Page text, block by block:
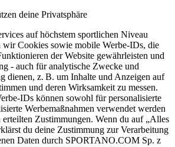
deine Privatsphäre
auf höchstem sportlichen Niveau
wir Cookies sowie mobile Werbe-IDs, die
der Website gewährleisten und
- auch für analytische Zwecke und
dienen, z. B. um Inhalte und Anzeigen auf
und deren Wirksamkeit zu messen.
IDs können sowohl für personalisierte
Werbemaßnahmen verwendet werden
Zustimmungen. Wenn du auf „Alles
du deine Zustimmung zur Verarbeitung
Daten durch SPORTANO.COM Sp. z